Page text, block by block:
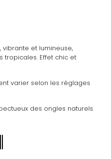
vibrante et lumineuse,
tropicales. Effet chic et
varier selon les réglages
des ongles naturels